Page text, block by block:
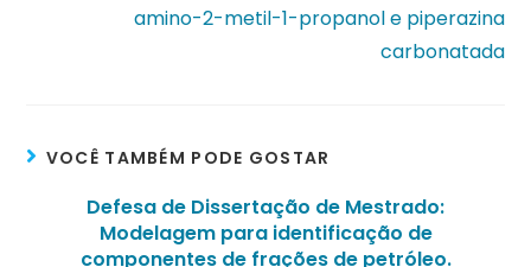
amino-2-metil-1-propanol e piperazina
carbonatada
VOCÊ TAMBÉM PODE GOSTAR
Defesa de Dissertação de Mestrado:
Modelagem para identificação de
componentes de frações de petróleo.